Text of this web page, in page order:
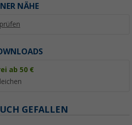
NÄHE
ab 50 €
GEFALLEN